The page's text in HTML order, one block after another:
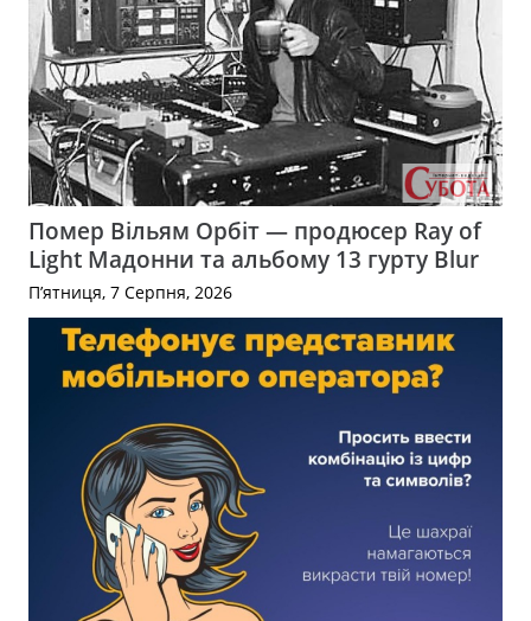
Помер Вільям Орбіт — продюсер Ray of
Light Мадонни та альбому 13 гурту Blur
П’ятниця, 7 Серпня, 2026